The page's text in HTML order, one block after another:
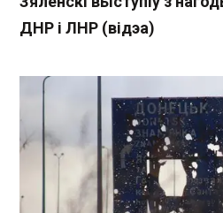
ДНР і ЛНР (відэа)